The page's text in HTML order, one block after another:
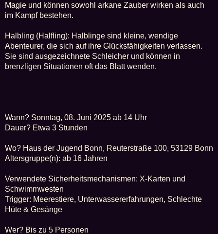
Magie und können sowohl arkane Zauber wirken als auch
im Kampf bestehen.
Halbling (Halfling): Halblinge sind kleine, wendige
Abenteurer, die sich auf ihre Glücksfähigkeiten verlassen.
Sie sind ausgezeichnete Schleicher und können in
brenzligen Situationen oft das Blatt wenden.
Wann? Sonntag, 08. Juni 2025 ab 14 Uhr
Dauer? Etwa 3 Stunden
Wo? Haus der Jugend Bonn, Reu­ter­stra­ße 100, 53129 Bonn
Altersgruppe(n): ab 16 Jahren
Verwendete Sicherheitsmechanismen: X-Karten und
Schwimmwesten
Trigger: Meerestiere, Unterwassererfahrungen, Schlechte
Hüte & Gesänge
Wer? Bis zu 5 Personen